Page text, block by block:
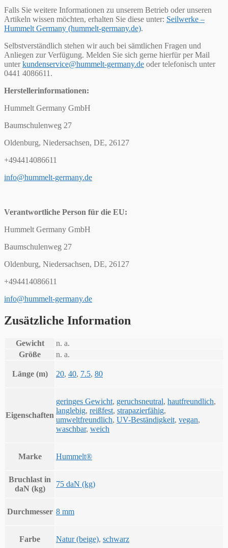
Falls Sie weitere Informationen zu unserem Betrieb oder unseren
Artikeln wissen möchten, erhalten Sie diese unter: Seilwerke –
Hummelt Germany (hummelt-germany.de).
Selbstverständlich stehen wir auch bei sämtlichen Fragen und
Anliegen zur Verfügung. Melden Sie sich gerne hierfür per Mail
unterkundenservice@hummelt-germany.de oder telefonisch unter
0441 4086611.
Herstellerinformationen:
Hummelt Germany GmbH
Baumschulenweg 27
Oldenburg, Niedersachsen, DE, 26127
+494414086611
info@hummelt-germany.de
Verantwortliche Person für die EU:
Hummelt Germany GmbH
Baumschulenweg 27
Oldenburg, Niedersachsen, DE, 26127
+494414086611
info@hummelt-germany.de
Zusätzliche Information
Gewicht
n. a.
Größe
n. a.
Länge (m) 20, 40, 7.5, 80
Eigenschaften
geringes Gewicht, geruchsneutral, hautfreundlich,
langlebig, reißfest, strapazierfähig,
umweltfreundlich, UV-Beständigkeit, vegan,
waschbar, weich
Marke Hummelt®
Bruchlast in
daN (kg)
75 daN (kg)
Durchmesser 8 mm
Farbe Natur (beige), schwarz